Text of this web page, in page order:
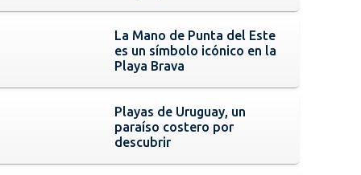
La Mano de Punta del Este
es un símbolo icónico en la
Playa Brava
Playas de Uruguay, un
paraíso costero por
descubrir